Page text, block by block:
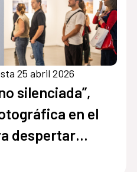
25 abril 2026
silenciada”,
en el
despertar
la devastación